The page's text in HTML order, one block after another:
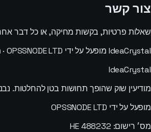
צור קשר
שאלות פרטיות, בקשות מחיקה, או כל דבר
IdeaCrystal מופעל על ידי OPSSNODE LTD · מס' רישום: HE 488232 · אלפידאס 8, פירגוס, 4534, לימסול, קפריסין.
IdeaCrystal
מודיעין שוק שהופך תחושות בטן להחלטות.
מופעל על ידי OPSSNODE LTD
מס׳ רישום: HE 488232